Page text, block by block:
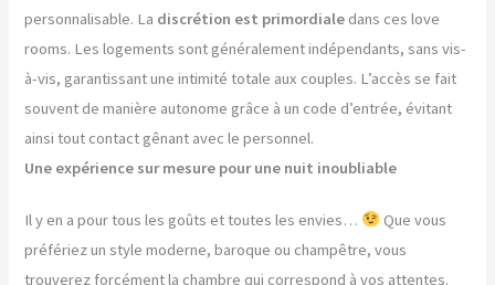
personnalisable. La discrétion est primordiale dans ces love
rooms. Les logements sont généralement indépendants, sans vis-
à-vis, garantissant une intimité totale aux couples. L’accès se fait
souvent de manière autonome grâce à un code d’entrée, évitant
ainsi tout contact gênant avec le personnel.
Une expérience sur mesure pour une nuit inoubliable
Il y en a pour tous les goûts et toutes les envies…
Que vous
préfériez un style moderne, baroque ou champêtre, vous
trouverez forcément la chambre qui correspond à vos attentes.